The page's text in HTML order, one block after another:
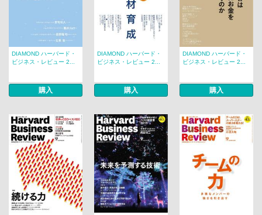
DIAMOND ハーバード・
ビジネス・レビュー 2...
購入
DIAMOND ハーバード・
ビジネス・レビュー 2...
購入
DIAMOND ハーバード・
ビジネス・レビュー 2...
購入